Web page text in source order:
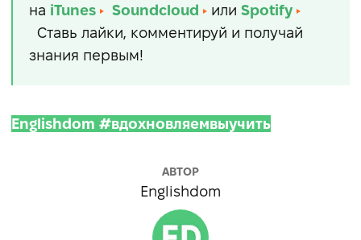
на iTunes Soundcloud или Spotify
Ставь лайки, комментируй и получай
знания первым!
Englishdom #вдохновляемвыучить
АВТОР
Englishdom